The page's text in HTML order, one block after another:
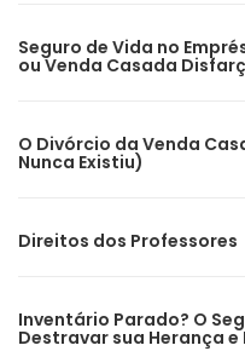
Seguro de Vida no
ou Venda Casada
O Divórcio da Venda
Nunca Existiu)
Direitos dos Professores
Inventário Parado? O
Destravar sua Herança e